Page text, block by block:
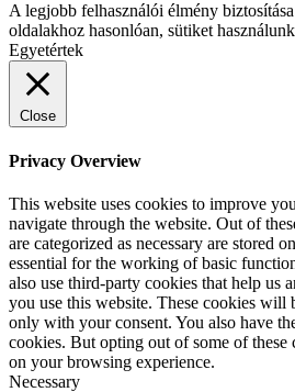
A legjobb felhasználói élmény
oldalakhoz hasonlóan, sütiket
Egyetértek
Close
Privacy Overview
This website uses cookies to improve
navigate through the website. Out of
are categorized as necessary are stored
essential for the working of basic
also use third-party cookies that help us
you use this website. These cookies will
only with your consent. You also have
cookies. But opting out of some of these
on your browsing experience.
Necessary